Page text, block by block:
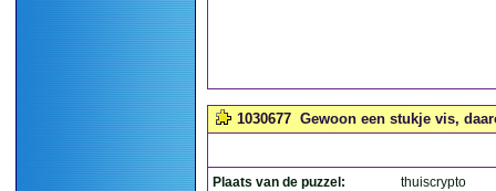
1030677 Gewoon een stukje vis,
Plaats van de puzzel:
thuiscrypto